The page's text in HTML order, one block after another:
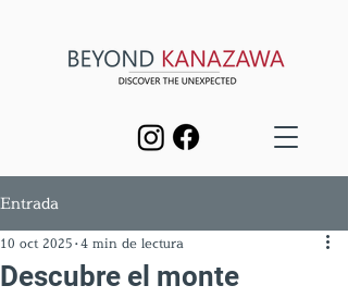
Entrada
Descubre el monte
10 oct 2025 4 min de lectura